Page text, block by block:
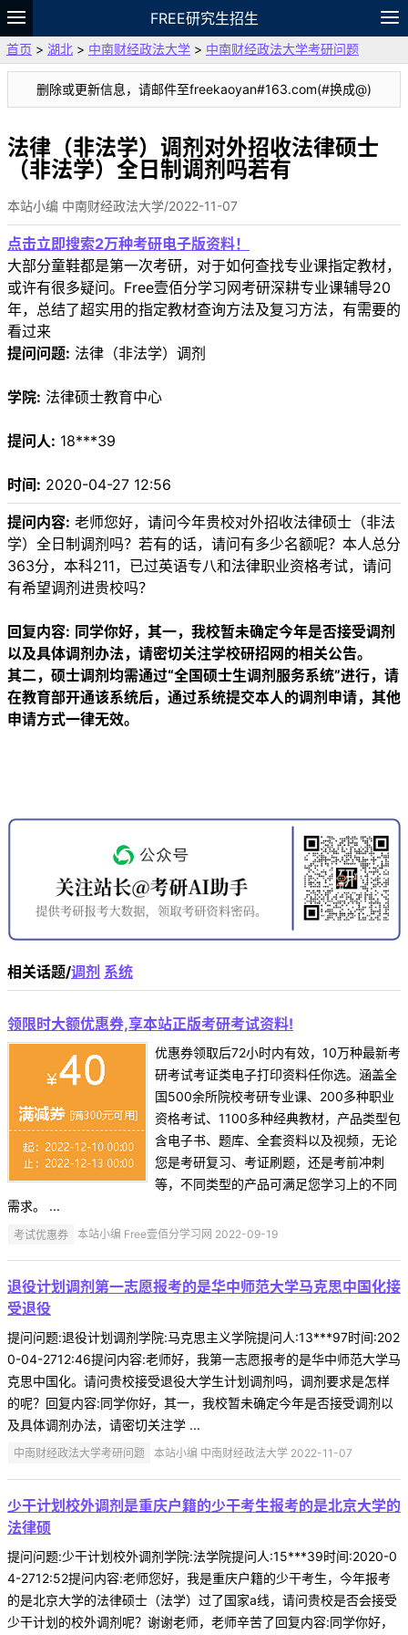
FREE研究生招生
题库
故事 专题 APP 笔记
论坛
VIP
资料
首页 > 湖北 > 中南财经政法大学 > 中南财经政法大学考研问题
删除或更新信息，请邮件至freekaoyan#163.com(#换成@)
法律（非法学）调剂对外招收法律硕士
（非法学）全日制调剂吗若有
本站小编 中南财经政法大学/2022-11-07
点击立即搜索2万种考研电子版资料！
大部分童鞋都是第一次考研，对于如何查找专业课指定教材，
或许有很多疑问。Free壹佰分学习网考研深耕专业课辅导20
年，总结了超实用的指定教材查询方法及复习方法，有需要的
看过来
提问问题: 法律（非法学）调剂
学院: 法律硕士教育中心
提问人: 18***39
时间: 2020-04-27 12:56
提问内容: 老师您好，请问今年贵校对外招收法律硕士（非法
学）全日制调剂吗？若有的话，请问有多少名额呢？本人总分
363分，本科211，已过英语专八和法律职业资格考试，请问
有希望调剂进贵校吗？
回复内容: 同学你好，其一，我校暂未确定今年是否接受调剂
以及具体调剂办法，请密切关注学校研招网的相关公告。
其二，硕士调剂均需通过“全国硕士生调剂服务系统”进行，请
在教育部开通该系统后，通过系统提交本人的调剂申请，其他
申请方式一律无效。
相关话题/调剂 系统
领限时大额优惠券,享本站正版考研考试资料!
优惠券领取后72小时内有效，10万种最新考
研考试考证类电子打印资料任你选。涵盖全
国500余所院校考研专业课、200多种职业
资格考试、1100多种经典教材，产品类型包
含电子书、题库、全套资料以及视频，无论
您是考研复习、考证刷题，还是考前冲刺
等，不同类型的产品可满足您学习上的不同
需求。 ...
考试优惠券 本站小编 Free壹佰分学习网 2022-09-19
退役计划调剂第一志愿报考的是华中师范大学马克思中国化接
受退役
提问问题:退役计划调剂学院:马克思主义学院提问人:13***97时间:202
0-04-2712:46提问内容:老师好，我第一志愿报考的是华中师范大学马
克思中国化。请问贵校接受退役大学生计划调剂吗，调剂要求是怎样
的呢？回复内容:同学你好，其一，我校暂未确定今年是否接受调剂以
及具体调剂办法，请密切关注学 ...
中南财经政法大学考研问题 本站小编 中南财经政法大学 2022-11-07
少干计划校外调剂是重庆户籍的少干考生报考的是北京大学的
法律硕
提问问题:少干计划校外调剂学院:法学院提问人:15***39时间:2020-0
4-2712:52提问内容:老师您好，我是重庆户籍的少干考生，今年报考
的是北京大学的法律硕士（法学）过了国家a线，请问贵校是否会接受
少干计划的校外调剂呢？谢谢老师，老师辛苦了回复内容:同学你好，